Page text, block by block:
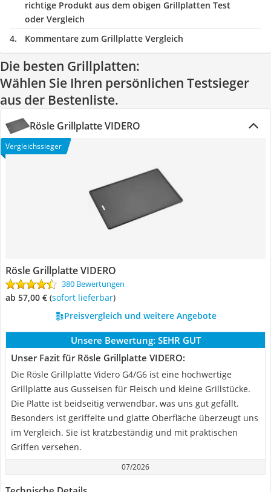
richtige Produkt aus dem obigen Grillplatten Test
oder Vergleich
Kommentare zum Grillplatte Vergleich
Die besten Grillplatten:
Wählen Sie Ihren persönlichen Testsieger
aus der Bestenliste.
Rösle Grillplatte VIDERO
Vergleichssieger
Rösle Grillplatte VIDERO
380 Bewertungen
ab 57,00 € ( Sofort lieferbar)
Preisvergleich und weitere Angebote
Unsere Bewertung: SEHR GUT
Unser Fazit für Rösle Grillplatte VIDERO:
Die Rösle Grillplatte Videro G4/G6 ist eine hochwertige
Grillplatte aus Gusseisen für Fleisch und kleine Grillstücke.
Die Platte ist beidseitig verwendbar, was uns gut gefällt.
Besonders ist geriffelte und glatte Oberfläche überzeugt uns
im Vergleich. Sie ist kratzbeständig und mit praktischen
Griffen versehen.
07/2026